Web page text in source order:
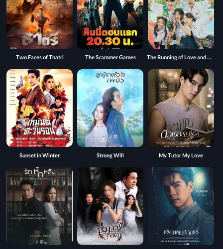
The Running of Love and Money
The Scammer Games
Two Faces of Thatri
My Tutor My Love
Strong Will
Sunset in Winter